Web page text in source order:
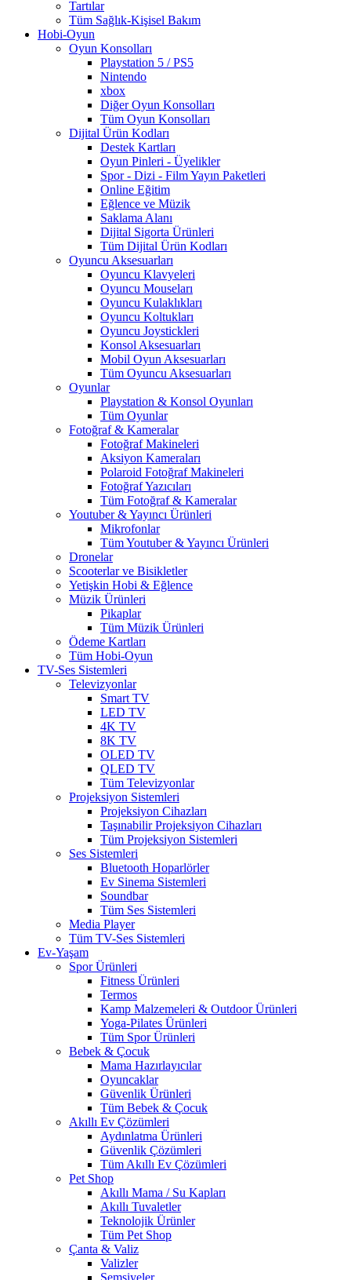
Tartılar
Tüm Sağlık-Kişisel Bakım
Hobi-Oyun
Oyun Konsolları
Playstation 5 / PS5
Nintendo
xbox
Diğer Oyun Konsolları
Tüm Oyun Konsolları
Dijital Ürün Kodları
Destek Kartları
Oyun Pinleri - Üyelikler
Spor - Dizi - Film Yayın Paketleri
Online Eğitim
Eğlence ve Müzik
Saklama Alanı
Dijital Sigorta Ürünleri
Tüm Dijital Ürün Kodları
Oyuncu Aksesuarları
Oyuncu Klavyeleri
Oyuncu Mouseları
Oyuncu Kulaklıkları
Oyuncu Koltukları
Oyuncu Joystickleri
Konsol Aksesuarları
Mobil Oyun Aksesuarları
Tüm Oyuncu Aksesuarları
Oyunlar
Playstation & Konsol Oyunları
Tüm Oyunlar
Fotoğraf & Kameralar
Fotoğraf Makineleri
Aksiyon Kameraları
Polaroid Fotoğraf Makineleri
Fotoğraf Yazıcıları
Tüm Fotoğraf & Kameralar
Youtuber & Yayıncı Ürünleri
Mikrofonlar
Tüm Youtuber & Yayıncı Ürünleri
Dronelar
Scooterlar ve Bisikletler
Yetişkin Hobi & Eğlence
Müzik Ürünleri
Pikaplar
Tüm Müzik Ürünleri
Ödeme Kartları
Tüm Hobi-Oyun
TV-Ses Sistemleri
Televizyonlar
Smart TV
LED TV
4K TV
8K TV
OLED TV
QLED TV
Tüm Televizyonlar
Projeksiyon Sistemleri
Projeksiyon Cihazları
Taşınabilir Projeksiyon Cihazları
Tüm Projeksiyon Sistemleri
Ses Sistemleri
Bluetooth Hoparlörler
Ev Sinema Sistemleri
Soundbar
Tüm Ses Sistemleri
Media Player
Tüm TV-Ses Sistemleri
Ev-Yaşam
Spor Ürünleri
Fitness Ürünleri
Termos
Kamp Malzemeleri & Outdoor Ürünleri
Yoga-Pilates Ürünleri
Tüm Spor Ürünleri
Bebek & Çocuk
Mama Hazırlayıcılar
Oyuncaklar
Güvenlik Ürünleri
Tüm Bebek & Çocuk
Akıllı Ev Çözümleri
Aydınlatma Ürünleri
Güvenlik Çözümleri
Tüm Akıllı Ev Çözümleri
Pet Shop
Akıllı Mama / Su Kapları
Akıllı Tuvaletler
Teknolojik Ürünler
Tüm Pet Shop
Çanta & Valiz
Valizler
Şemsiyeler